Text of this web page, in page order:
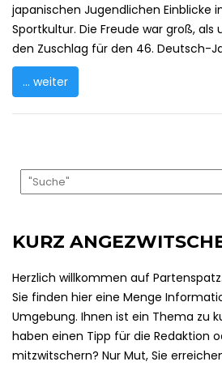
japanischen Jugendlichen Einblicke
Sportkultur. Die Freude war groß, als
den Zuschlag für den 46. Deutsch-
... weiter
KURZ
Herzlich willkommen auf
Sie finden hier eine Menge
Umgebung. Ihnen ist ein Thema zu
haben einen Tipp für die Redaktion
mitzwitschern? Nur Mut, Sie